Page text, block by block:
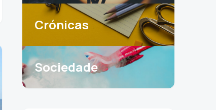
Crónicas
Sociedade